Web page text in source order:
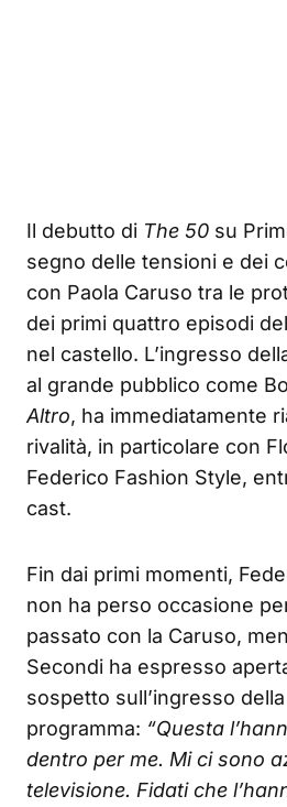
Il debutto di The 50 su
segno delle tensioni e dei
con Paola Caruso tra le
dei primi quattro episodi
nel castello. L’ingresso
al grande pubblico come
Altro, ha immediatamente
rivalità, in particolare con
Federico Fashion Style,
cast.
Fin dai primi momenti,
non ha perso occasione
passato con la Caruso,
Secondi ha espresso
sospetto sull’ingresso
programma: “Questa
dentro per me. Mi ci sono
televisione. Fidati che